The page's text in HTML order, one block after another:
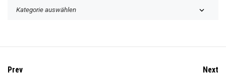
Prev Next